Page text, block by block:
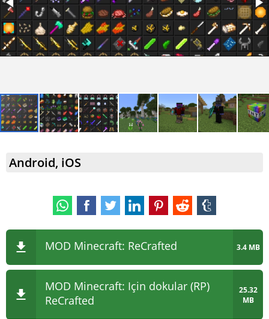
Android, iOS
MOD Minecraft: ReCrafted 3.4 MB
MOD Minecraft: Için dokular (RP)
ReCrafted
25.32
MB